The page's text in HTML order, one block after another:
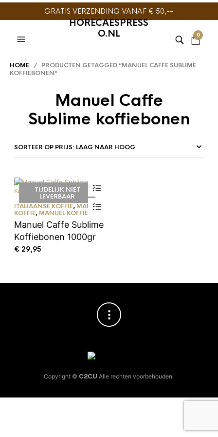
GRATIS VERZENDING VANAF € 50,--
HORECAESPRESS
O.NL
0
HOME / PRODUCTEN GETAGGED “MANUEL CAFFE SUBLIME
KOFFIEBONEN”
Manuel Caffe
Sublime koffiebonen
TIJDELIJK NIET
LEVERBAAR
ITALIAANSE KOFFIE, MANUEL
KOFFIE, MANUEL KOFFIE
Manuel Caffe Sublime
Koffiebonen 1000gr
€29,95
Copyright © C2CU Alle rechten voorbehouden.